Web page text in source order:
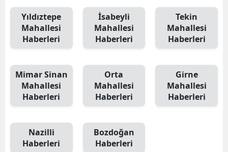
Yıldıztepe
Mahallesi
Haberleri
İsabeyli
Mahallesi
Haberleri
Tekin
Mahallesi
Haberleri
Mimar Sinan
Mahallesi
Haberleri
Orta
Mahallesi
Haberleri
Girne
Mahallesi
Haberleri
Nazilli
Haberleri
Bozdoğan
Haberleri